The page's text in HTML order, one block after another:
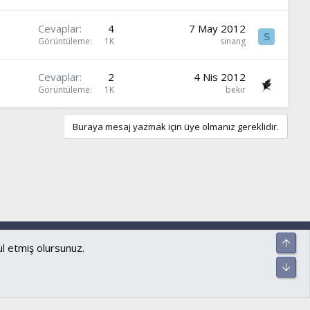
Cevaplar 4
Görüntüleme 1K
7 May 2012
sinang S
Cevaplar 2
Görüntüleme 1K
4 Nis 2012
bekir
Buraya mesaj yazmak için üye olmanız gereklidir.
R
S
etmiş olursunuz.
Üst
Alt